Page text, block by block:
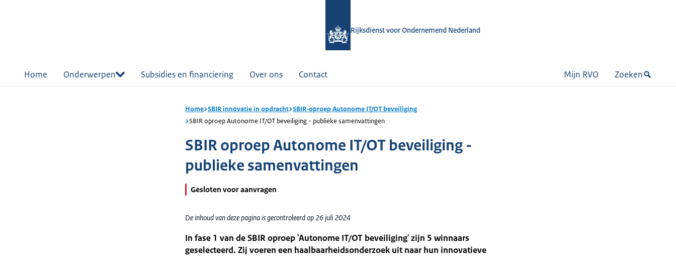
Rijksdienst voor Ondernemend Nederland
Home Onderwerpen Subsidies en financiering Over ons Contact Mijn RVO Zoeken
Home SBIR innovatie in opdracht SBIR-oproep Autonome IT/OT beveiliging
SBIR oproep Autonome IT/OT beveiliging - publieke samenvattingen
SBIR oproep Autonome IT/OT beveiliging -
publieke samenvattingen
Gesloten voor aanvragen
De inhoud van deze pagina is gecontroleerd op 26 juli 2024
In fase 1 van de SBIR oproep 'Autonome IT/OT beveiliging' zijn 5 winnaars
geselecteerd. Zij voeren een haalbaarheidsonderzoek uit naar hun innovatieve